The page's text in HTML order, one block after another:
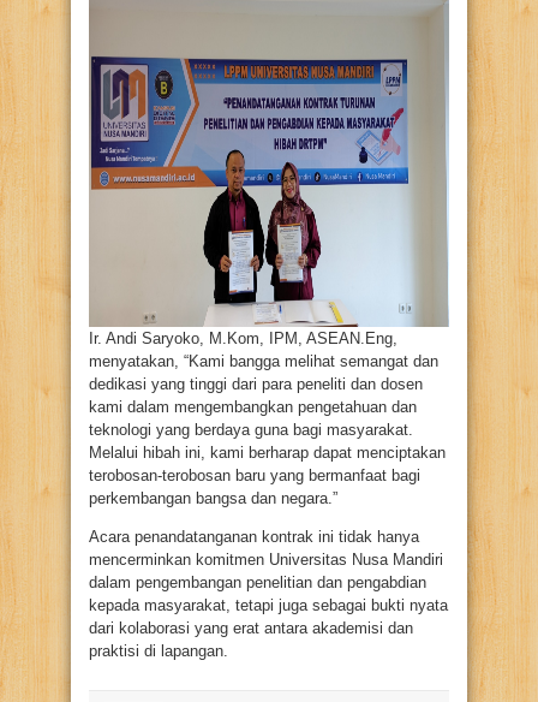
Ir. Andi Saryoko, M.Kom, IPM, ASEAN.Eng,
menyatakan, “Kami bangga melihat semangat dan
dedikasi yang tinggi dari para peneliti dan dosen
kami dalam mengembangkan pengetahuan dan
teknologi yang berdaya guna bagi masyarakat.
Melalui hibah ini, kami berharap dapat menciptakan
terobosan-terobosan baru yang bermanfaat bagi
perkembangan bangsa dan negara.”
Acara penandatanganan kontrak ini tidak hanya
mencerminkan komitmen Universitas Nusa Mandiri
dalam pengembangan penelitian dan pengabdian
kepada masyarakat, tetapi juga sebagai bukti nyata
dari kolaborasi yang erat antara akademisi dan
praktisi di lapangan.